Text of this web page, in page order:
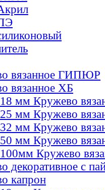
вязанное ГИПЮР
вязанное ХБ
мм Кружево
мм Кружево
мм Кружево
мм Кружево
Кружево
декоративное с
капрон